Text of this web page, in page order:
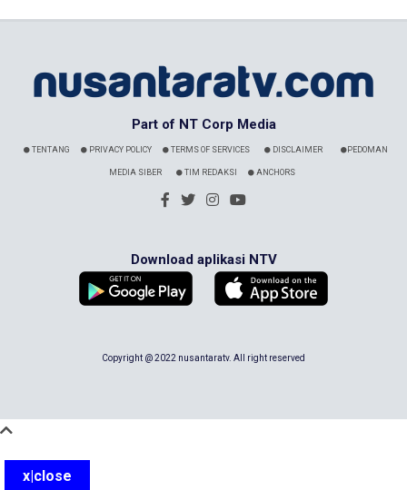
Part of NT Corp Media
TENTANG PRIVACY POLICY TERMS OF SERVICES DISCLAIMER PEDOMAN
MEDIA SIBER TIM REDAKSI ANCHORS
Download aplikasi NTV
Copyright @ 2022 nusantaratv. All right reserved
x|close